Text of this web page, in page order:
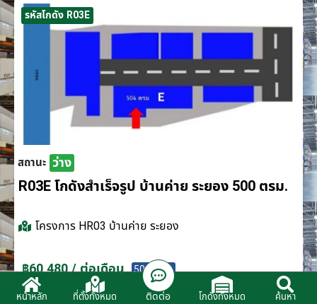
รหัสโกดัง R03E
สถานะ ว่าง
R03E โกดังสำเร็จรูป บ้านค่าย ระยอง 500 ตรม.
โครงการ HR03 บ้านค่าย ระยอง
฿60,480 / ต่อเดือน 500 ตรม.
หน้าหลัก ที่ตั้งทั้งหมด ติดต่อ โกดังทั้งหมด ค้นหา